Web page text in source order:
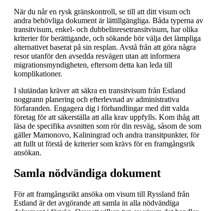
När du når en rysk gränskontroll, se till att ditt visum och
andra behövliga dokument är lättillgängliga. Båda typerna av
transitvisum, enkel- och dubbelinresetransitvisum, har olika
kriterier för berättigande, och sökande bör välja det lämpliga
alternativet baserat på sin resplan. Avstå från att göra några
resor utanför den avsedda resvägen utan att informera
migrationsmyndigheten, eftersom detta kan leda till
komplikationer.
I slutändan kräver att säkra en transitvisum från Estland
noggrann planering och efterlevnad av administrativa
förfaranden. Engagera dig i förhandlingar med ditt valda
företag för att säkerställa att alla krav uppfylls. Kom ihåg att
läsa de specifika avsnitten som rör din resväg, såsom de som
gäller Mamonovo, Kaliningrad och andra transitpunkter, för
att fullt ut förstå de kriterier som krävs för en framgångsrik
ansökan.
Samla nödvändiga dokument
För att framgångsrikt ansöka om visum till Ryssland från
Estland är det avgörande att samla in alla nödvändiga